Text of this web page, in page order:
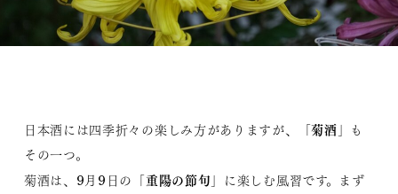
日本酒には四季折々の楽しみ方がありますが、「菊酒 」も
その一つ。
菊酒は、9月9日の「重陽の節句 」に楽しむ風習です。まず